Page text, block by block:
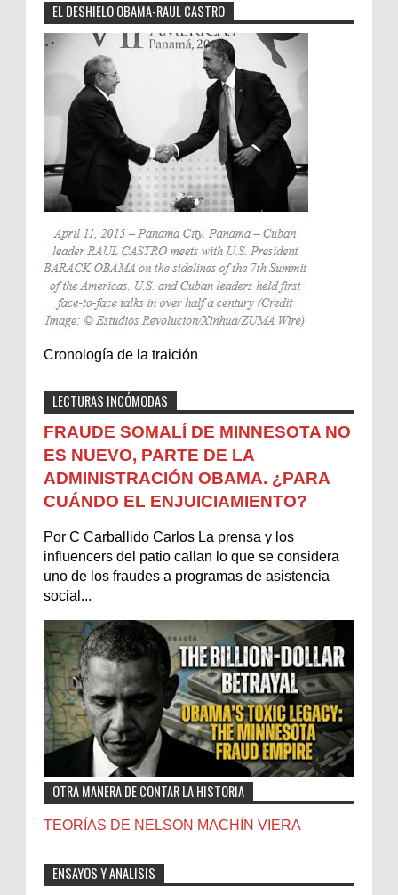
EL DESHIELO OBAMA-RAUL CASTRO
Cronología de la traición
LECTURAS INCÓMODAS
FRAUDE SOMALÍ DE MINNESOTA NO
ES NUEVO, PARTE DE LA
ADMINISTRACIÓN OBAMA. ¿PARA
CUÁNDO EL ENJUICIAMIENTO?
Por C Carballido Carlos La prensa y los
influencers del patio callan lo que se considera
uno de los fraudes a programas de asistencia
social...
OTRA MANERA DE CONTAR LA HISTORIA
TEORÍAS DE NELSON MACHÍN VIERA
ENSAYOS Y ANALISIS